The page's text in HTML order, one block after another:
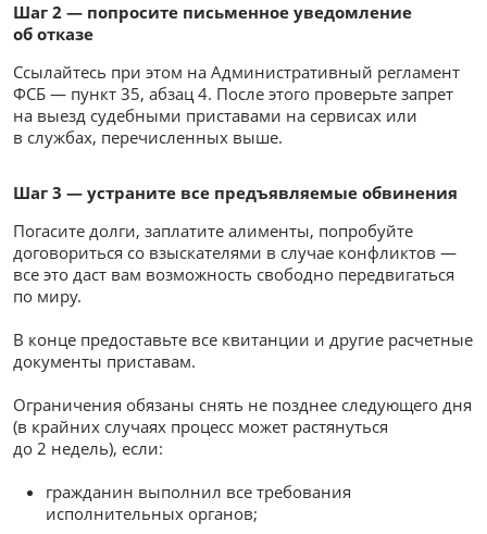
Шаг 2 — попросите письменное уведомление
об отказе
Ссылайтесь при этом на Административный регламент
ФСБ — пункт 35, абзац 4. После этого проверьте запрет
на выезд судебными приставами на сервисах или
в службах, перечисленных выше.
Шаг 3 — устраните все предъявляемые обвинения
Погасите долги, заплатите алименты, попробуйте
договориться со взыскателями в случае конфликтов —
все это даст вам возможность свободно передвигаться
по миру.
В конце предоставьте все квитанции и другие расчетные
документы приставам.
Ограничения обязаны снять не позднее следующего дня
(в крайних случаях процесс может растянуться
до 2 недель), если:
гражданин выполнил все требования
исполнительных органов;